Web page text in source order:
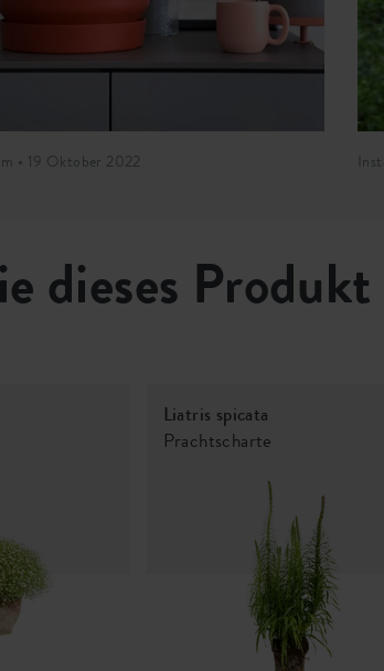
• 19 Oktober 2022
dieses
Liatris spicata
Prachtscharte